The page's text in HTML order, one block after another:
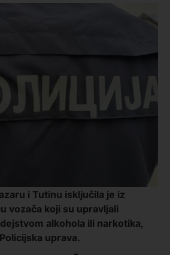
i Tutinu isključila je iz
vozača koji su upravljali
alkohola ili narkotika,
uprava.